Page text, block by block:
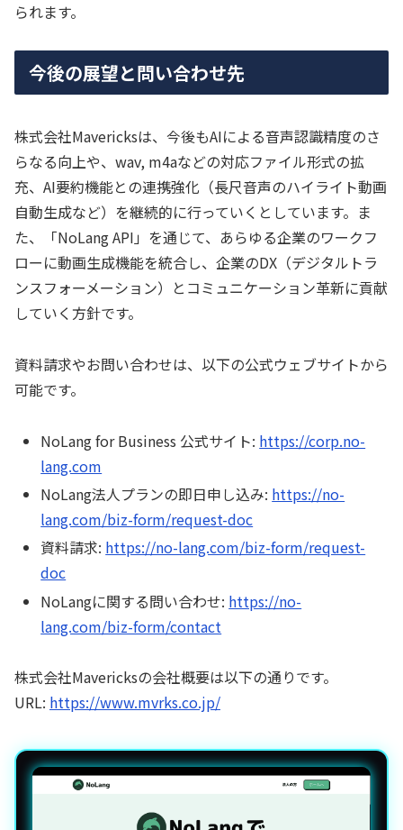
られます。
今後の展望と問い合わせ先
株式会社Mavericksは、今後もAIによる音声認識精度のさ
らなる向上や、wav, m4aなどの対応ファイル形式の拡
充、AI要約機能との連携強化（長尺音声のハイライト動画
自動生成など）を継続的に行っていくとしています。ま
た、「NoLang API」を通じて、あらゆる企業のワークフ
ローに動画生成機能を統合し、企業のDX（デジタルトラ
ンスフォーメーション）とコミュニケーション革新に貢献
していく方針です。
資料請求やお問い合わせは、以下の公式ウェブサイトから
可能です。
NoLang for Business 公式サイト: https://corp.no-
lang.com
NoLang法人プランの即日申し込み: https://no-
lang.com/biz-form/request-doc
資料請求: https://no-lang.com/biz-form/request-
doc
NoLangに関する問い合わせ: https://no-
lang.com/biz-form/contact
株式会社Mavericksの会社概要は以下の通りです。
URL: https://www.mvrks.co.jp/